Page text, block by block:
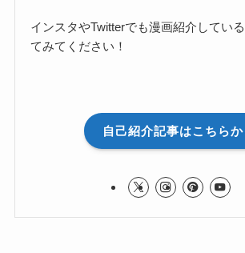
インスタやTwitterでも漫画紹介してい
てみてください！
自己紹介記事はこちらか